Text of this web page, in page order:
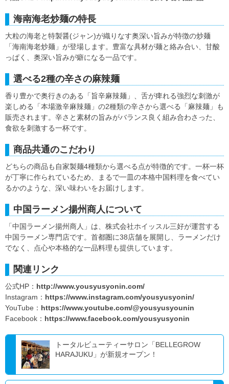
海南海老炒麺の特長
大粒の海老と特製醤(ジャン)が織りなす奥深い旨みが特徴の炒麺
「海南海老炒麺」が登場します。豊富な具材が麺と絡み合い、甘酸
っぱく、奥深い旨みが癖になる一品です。
選べる2種の辛さの麻辣麺
香り豊かで奥行きのある「旨辛麻辣麺」、舌が痺れる強烈な刺激が
楽しめる「本場激辛麻辣麺」の2種類の辛さから選べる「麻辣麺」も
販売されます。辛さと素材の旨みがバランス良く組み合わさった、
食欲を刺激する一杯です。
商品共通のこだわり
どちらの商品も自家製麺4種類から選べる点が特徴的です。一杯一杯
が丁寧に作られているため、まるで一皿の本格中国料理を食べてい
るかのような、深い味わいをお届けします。
中国ラーメン揚州商人について
「中国ラーメン揚州商人」は、株式会社ホイッスル三好が運営する
中国ラーメン専門店です。首都圏に38店舗を展開し、ラーメンだけ
でなく、点心や本格的な一品料理も提供しています。
関連リンク
公式HP： http://www.yousyusyonin.com/
Instagram： https://www.instagram.com/yousyusyonin/
YouTube： https://www.youtube.com/@yousyusyounin
Facebook： https://www.facebook.com/yousyusyonin
トータルビューティーサロン「BELLEGROW
HARAJUKU」が新規オープン！